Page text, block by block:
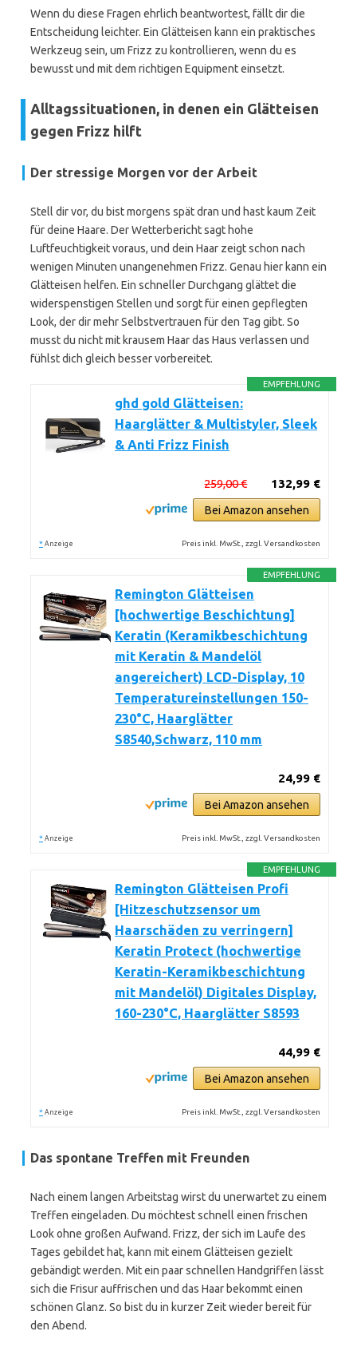
Wenn du diese Fragen ehrlich beantwortest, fällt dir die
Entscheidung leichter. Ein Glätteisen kann ein praktisches
Werkzeug sein, um Frizz zu kontrollieren, wenn du es
bewusst und mit dem richtigen Equipment einsetzt.
Alltagssituationen, in denen ein Glätteisen
gegen Frizz hilft
Der stressige Morgen vor der Arbeit
Stell dir vor, du bist morgens spät dran und hast kaum Zeit
für deine Haare. Der Wetterbericht sagt hohe
Luftfeuchtigkeit voraus, und dein Haar zeigt schon nach
wenigen Minuten unangenehmen Frizz. Genau hier kann ein
Glätteisen helfen. Ein schneller Durchgang glättet die
widerspenstigen Stellen und sorgt für einen gepflegten
Look, der dir mehr Selbstvertrauen für den Tag gibt. So
musst du nicht mit krausem Haar das Haus verlassen und
fühlst dich gleich besser vorbereitet.
EMPFEHLUNG
ghd gold Glätteisen:
Haarglätter & Multistyler, Sleek
& Anti Frizz Finish
132,99 €
259,00 €
Bei Amazon ansehen
* Anzeige Preis inkl. MwSt., zzgl. Versandkosten
EMPFEHLUNG
Remington Glätteisen
[hochwertige Beschichtung]
Keratin (Keramikbeschichtung
mit Keratin & Mandelöl
angereichert) LCD-Display, 10
Temperatureinstellungen 150-
230°C, Haarglätter
S8540,Schwarz, 110 mm
24,99 €
Bei Amazon ansehen
* Anzeige Preis inkl. MwSt., zzgl. Versandkosten
EMPFEHLUNG
Remington Glätteisen Profi
[Hitzeschutzsensor um
Haarschäden zu verringern]
Keratin Protect (hochwertige
Keratin-Keramikbeschichtung
mit Mandelöl) Digitales Display,
160-230°C, Haarglätter S8593
44,99 €
Bei Amazon ansehen
* Anzeige Preis inkl. MwSt., zzgl. Versandkosten
Das spontane Treffen mit Freunden
Nach einem langen Arbeitstag wirst du unerwartet zu einem
Treffen eingeladen. Du möchtest schnell einen frischen
Look ohne großen Aufwand. Frizz, der sich im Laufe des
Tages gebildet hat, kann mit einem Glätteisen gezielt
gebändigt werden. Mit ein paar schnellen Handgriffen lässt
sich die Frisur auffrischen und das Haar bekommt einen
schönen Glanz. So bist du in kurzer Zeit wieder bereit für
den Abend.